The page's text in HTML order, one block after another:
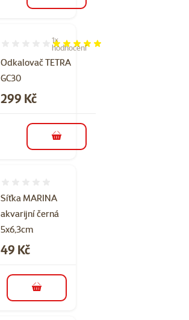
Odkalovač TETRA
GC30
Hodnocení 100%, počet hodnocení: 1
1×
hodnocení
Cena
299 Kč
do košíku
Síťka MARINA
akvarijní černá
5x6,3cm
Cena
49 Kč
do košíku